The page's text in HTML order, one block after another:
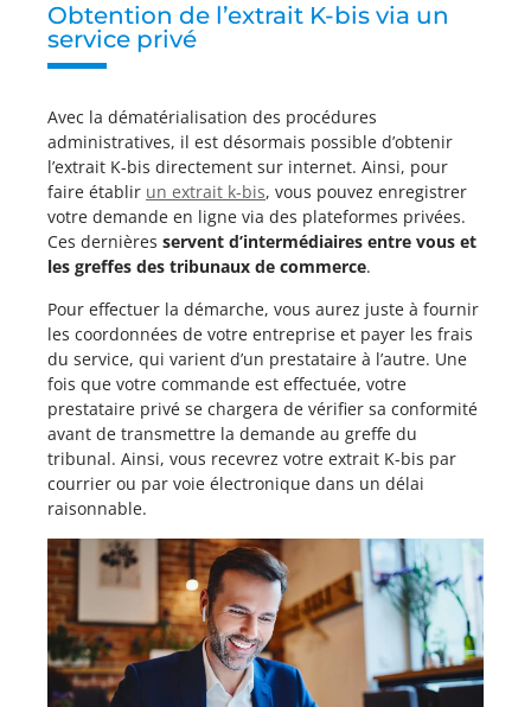
Obtention de l’extrait K-bis via un
service privé
Avec la dématérialisation des procédures
administratives, il est désormais possible d’obtenir
l’extrait K-bis directement sur internet. Ainsi, pour
faire établir un extrait k-bis, vous pouvez enregistrer
votre demande en ligne via des plateformes privées.
Ces dernières servent d’intermédiaires entre vous et
les greffes des tribunaux de commerce.
Pour effectuer la démarche, vous aurez juste à fournir
les coordonnées de votre entreprise et payer les frais
du service, qui varient d’un prestataire à l’autre. Une
fois que votre commande est effectuée, votre
prestataire privé se chargera de vérifier sa conformité
avant de transmettre la demande au greffe du
tribunal. Ainsi, vous recevrez votre extrait K-bis par
courrier ou par voie électronique dans un délai
raisonnable.